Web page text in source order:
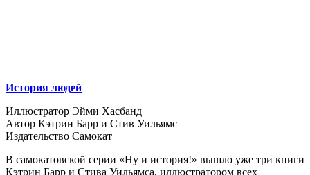
История людей
Иллюстратор Эйми Хасбанд
Автор Кэтрин Барр и Стив Уильямс
Издательство Самокат
В самокатовской серии «Ну и история!» вышло уже три книги
Кэтрин Барр и Стива Уильямса, иллюстратором всех